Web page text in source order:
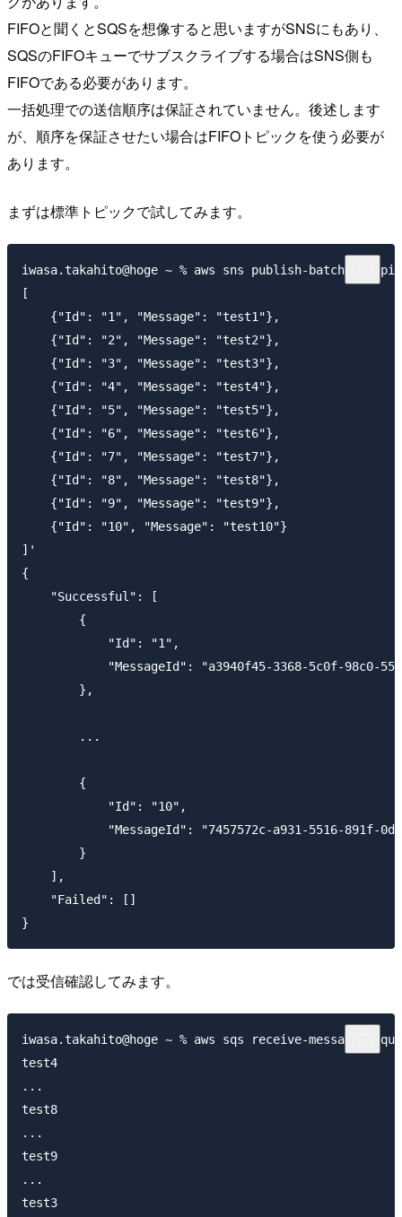
FIFOと聞くとSQSを想像すると思いますがSNSにもあり、
SQSのFIFOキューでサブスクライブする場合はSNS側も
FIFOである必要があります。
一括処理での送信順序は保証されていません。後述します
が、順序を保証させたい場合はFIFOトピックを使う必要が
あります。
まずは標準トピックで試してみます。
iwasa.takahito@hoge ~ % aws sns publish-batch --
[
    {"Id": "1", "Message": "test1"},
    {"Id": "2", "Message": "test2"},
    {"Id": "3", "Message": "test3"},
    {"Id": "4", "Message": "test4"},
    {"Id": "5", "Message": "test5"},
    {"Id": "6", "Message": "test6"},
    {"Id": "7", "Message": "test7"},
    {"Id": "8", "Message": "test8"},
    {"Id": "9", "Message": "test9"},
    {"Id": "10", "Message": "test10"}
]'
{
    "Successful": [
        {
            "Id": "1",
"MessageId": "a3940f45-3368-5c0f-98c0-
        },
        ...
        {
            "Id": "10",
"MessageId": "7457572c-a931-5516-891f-
        }
    ],
    "Failed": []
では受信確認してみます。
iwasa.takahito@hoge ~ % aws sqs receive-message
test4
...
test8
...
test9
...
test3